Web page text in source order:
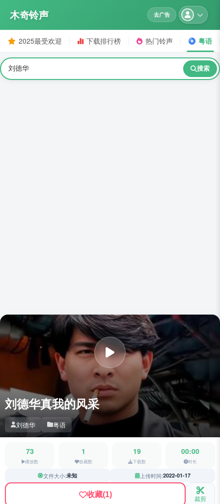
木奇铃声 去广告
2025最受欢迎 下载排行榜 热门铃声 粤语
搜索
刘德华真我的风采
刘德华 粤语
73
播放数
1
收藏数
19
下载数
00:00
时长
文件大小:未知 上传时间:2022-01-17
收藏(1) 裁剪